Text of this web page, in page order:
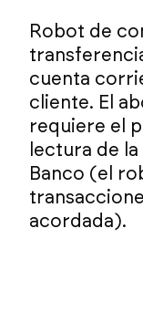
Robot de
cuenta
cliente. El
requiere el
lectura de
Banco (el
acordada).